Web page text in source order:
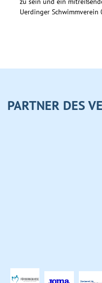
Uerdinger Schwimmverein
PARTNER DES